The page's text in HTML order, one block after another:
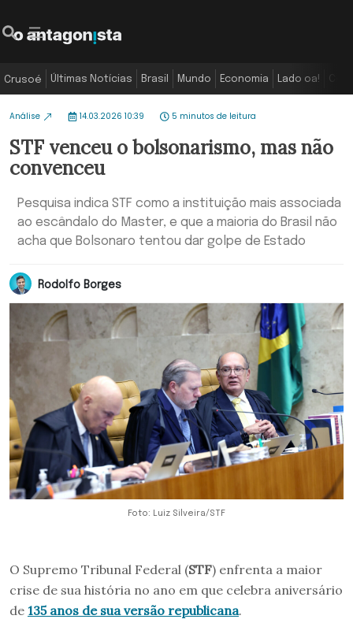
Crusoé Últimas Notícias Brasil Mundo Economia Lado oa!
Análise 14.03.2026 10:39 5 minutos de leitura
STF venceu o bolsonarismo, mas não
convenceu
Pesquisa indica STF como a instituição mais associada
ao escândalo do Master, e que a maioria do Brasil não
acha que Bolsonaro tentou dar golpe de Estado
Rodolfo Borges
Foto: Luiz Silveira/STF
O Supremo Tribunal Federal (STF) enfrenta a maior
crise de sua história no ano em que celebra aniversário
de 135 anos de sua versão republicana.